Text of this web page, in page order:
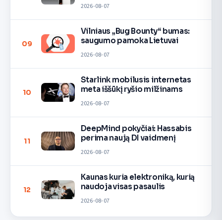
2026-08-07
09
Vilniaus „Bug Bounty“ bumas:
saugumo pamoka Lietuvai
2026-08-07
10
Starlink mobilusis internetas
meta iššūkį ryšio milžinams
2026-08-07
11
DeepMind pokyčiai: Hassabis
perima naują DI vaidmenį
2026-08-07
12
Kaunas kuria elektroniką, kurią
naudoja visas pasaulis
2026-08-07